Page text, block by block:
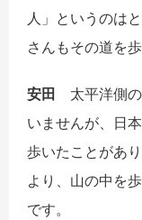
人」というのは
さんもその道を
安田 太平洋側
いませんが、日
歩いたことがあ
より、山の中を
です。